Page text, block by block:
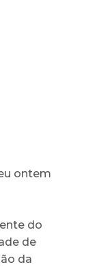
ontem
do
de
da